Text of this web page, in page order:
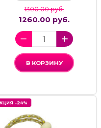
1300.00 руб.
1260.00 руб.
В КОРЗИНУ
-24%